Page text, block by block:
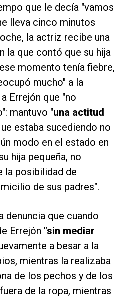
que le decía "vamos
lleva cinco minutos
la actriz recibe una
la que contó que su hija
momento tenía fiebre,
mucho" a la
Errejón que "no
mantuvo "una actitud
estaba sucediendo no
modo en el estado en
hija pequeña, no
la posibilidad de
de sus padres".
denuncia que cuando
Errejón "sin mediar
a besar a la
mientras la realizaba
de los pechos y de los
de la ropa, mientras